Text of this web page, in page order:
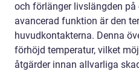
och förlänger livslängden på
avancerad funktion är den
huvudkontakterna. Denna
förhöjd temperatur, vilket
åtgärder innan allvarliga